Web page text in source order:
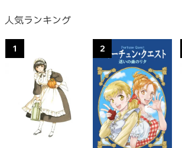
人気ランキング
1 2